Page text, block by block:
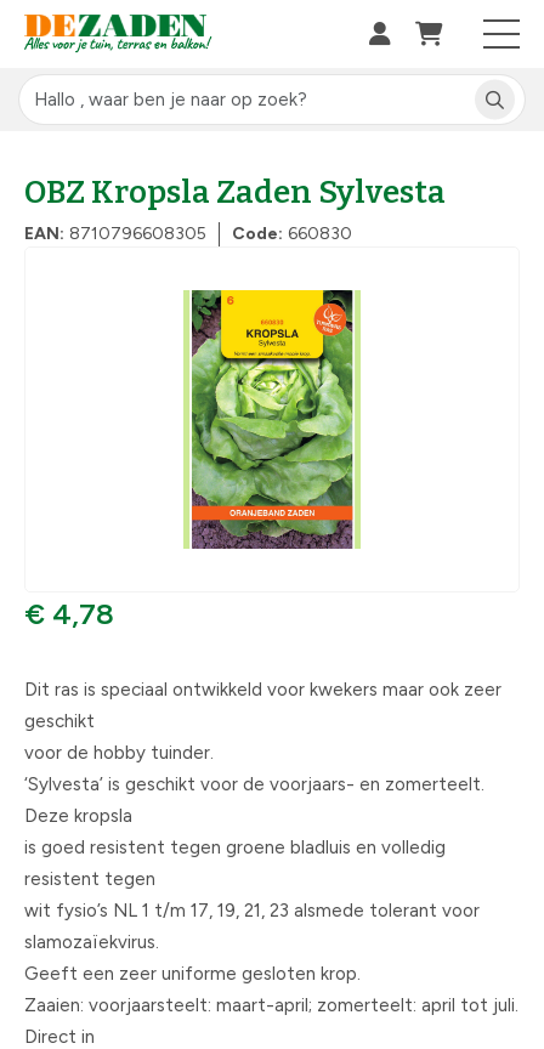
OBZ Kropsla Zaden Sylvesta
EAN: 8710796608305 Code: 660830
€ 4,78
Dit ras is speciaal ontwikkeld voor kwekers maar ook zeer
geschikt
voor de hobby tuinder.
‘Sylvesta’ is geschikt voor de voorjaars- en zomerteelt.
Deze kropsla
is goed resistent tegen groene bladluis en volledig
resistent tegen
wit fysio’s NL 1 t/m 17, 19, 21, 23 alsmede tolerant voor
slamozaïekvirus.
Geeft een zeer uniforme gesloten krop.
Zaaien: voorjaarsteelt: maart-april; zomerteelt: april tot juli.
Direct in